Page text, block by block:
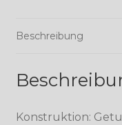
Beschreibung
Konstruktion: